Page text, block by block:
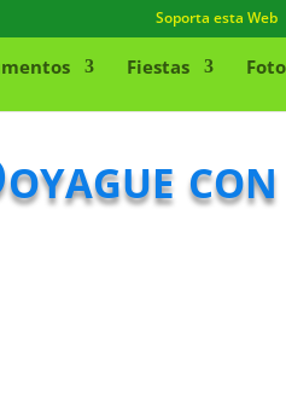
Soporta esta Web
Fiestas